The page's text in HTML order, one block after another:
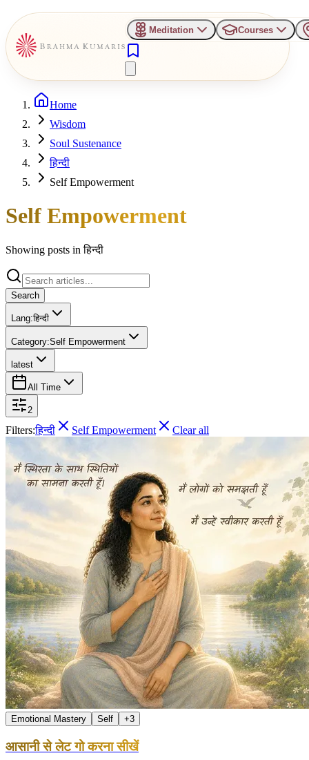
Meditation Courses
Home
Wisdom
Soul Sustenance
हिन्दी
Self Empowerment
Self Empowerment
Showing posts inहिन्दी
Search
Lang:हिन्दी
Category:Self Empowerment
latest
All Time
2
Filters:हिन्दी Self Empowerment Clear all
Emotional Mastery Self +3
आसानी से लेट गो करना सीखें